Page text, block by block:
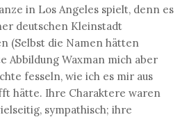
in Los Angeles spielt, denn es
deutschen Kleinstadt
(Selbst die Namen hätten
Abbildung Waxman mich aber
fesseln, wie ich es mir aus
hätte. Ihre Charaktere waren
sympathisch; ihre